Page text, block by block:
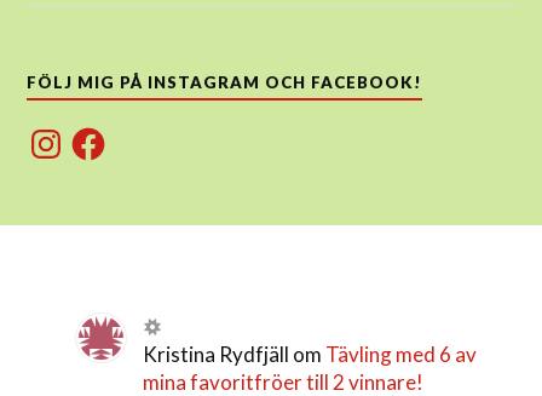
FÖLJ MIG PÅ INSTAGRAM OCH FACEBOOK!
InstagramFacebook
Kristina Rydfjäll om Tävling med 6 av
mina favoritfröer till 2 vinnare!